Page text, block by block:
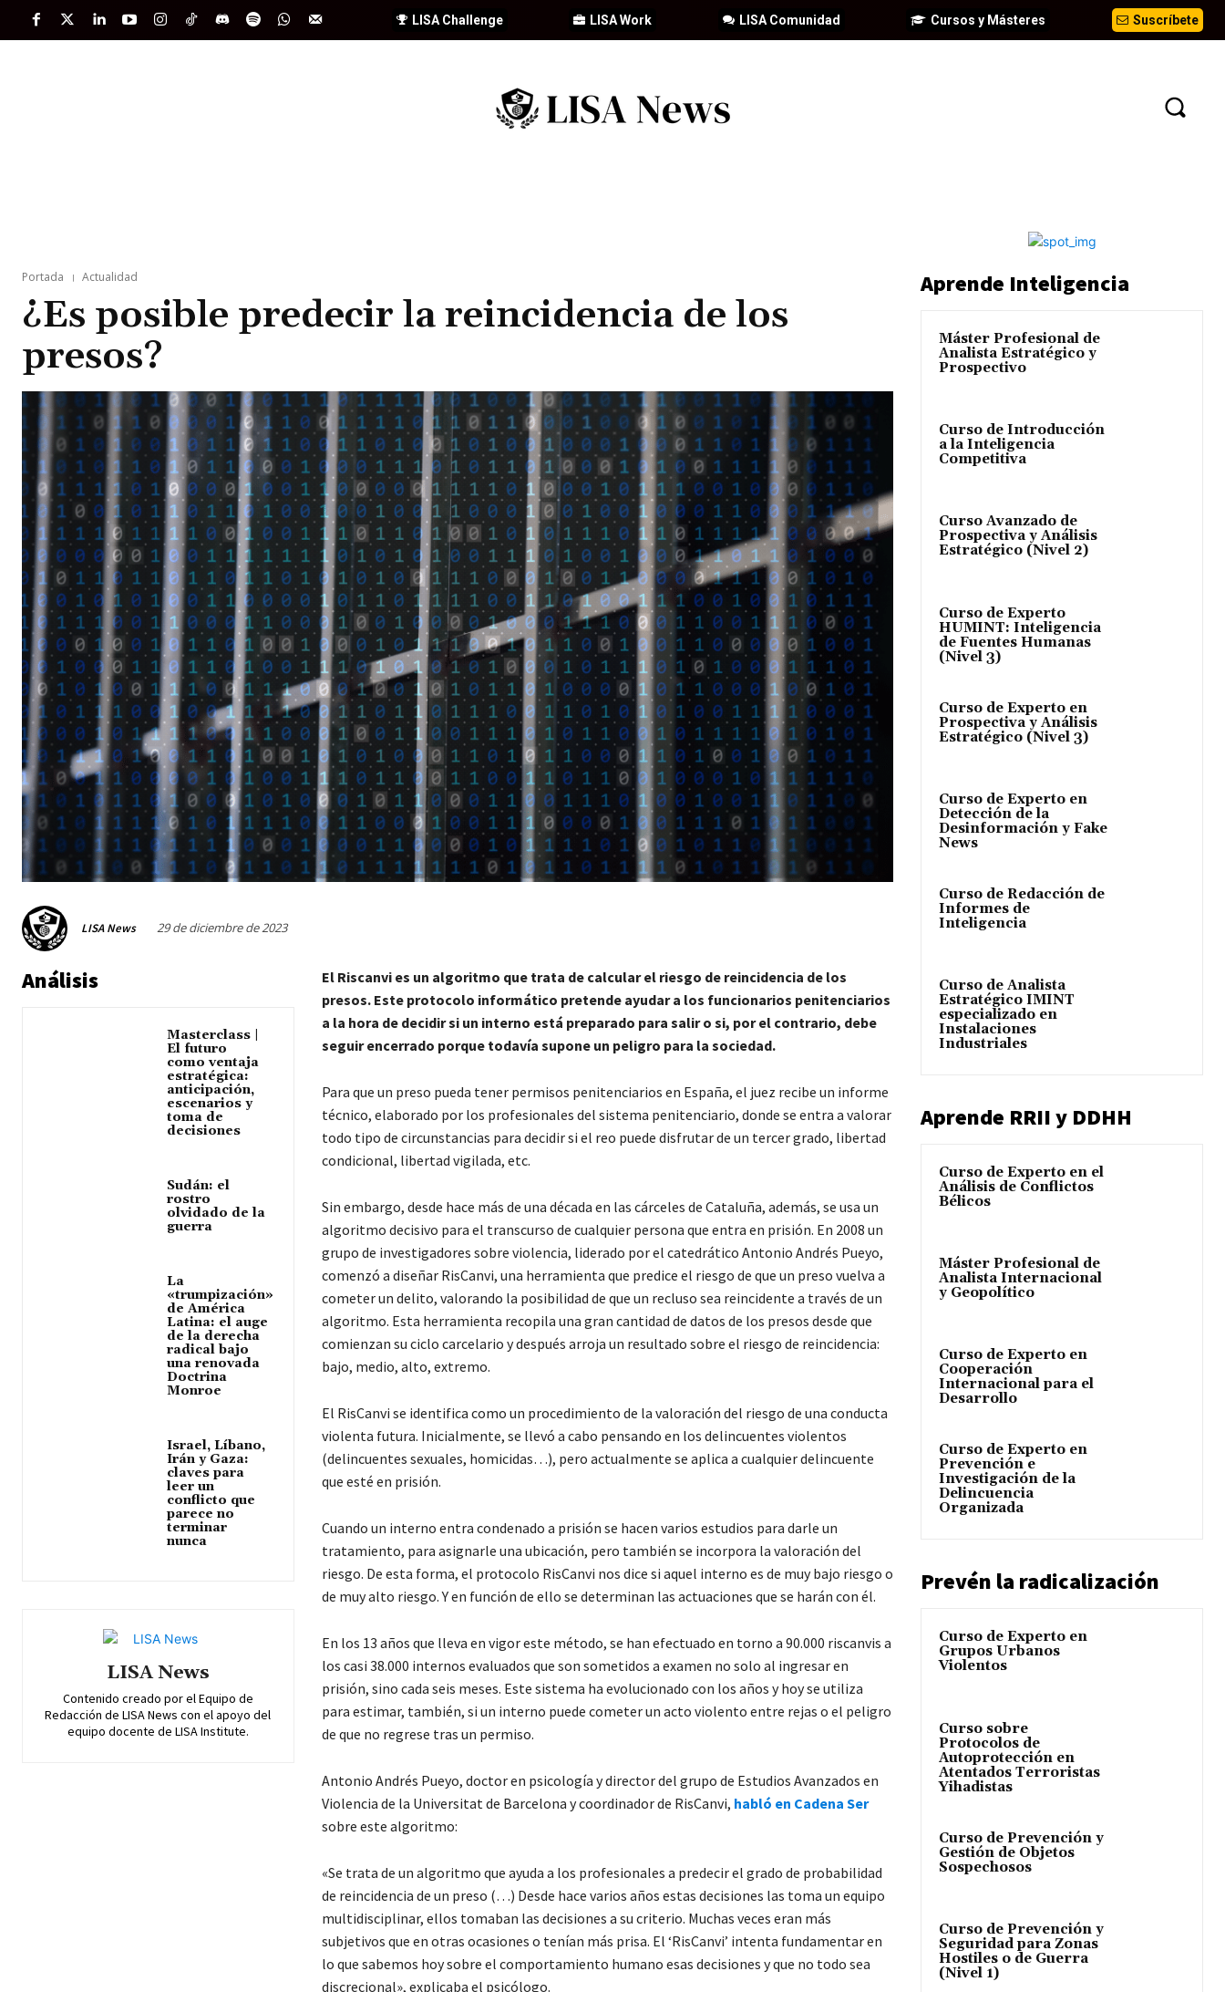
Suscríbete
Cursos y Másteres
LISA Comunidad
LISA Work
LISA Challenge
Portada Actualidad
¿Es posible predecir la reincidencia de los
presos?
LISA News 29 de diciembre de 2023
Análisis
Masterclass |
El futuro
como ventaja
estratégica:
anticipación,
escenarios y
toma de
decisiones
Sudán: el
rostro
olvidado de la
guerra
La
«trumpización»
de América
Latina: el auge
de la derecha
radical bajo
una renovada
Doctrina
Monroe
Israel, Líbano,
Irán y Gaza:
claves para
leer un
conflicto que
parece no
terminar
nunca
LISA News
Contenido creado por el Equipo de
Redacción de LISA News con el apoyo del
equipo docente de LISA Institute.
El Riscanvi es un algoritmo que trata de calcular el riesgo de reincidencia de los
presos. Este protocolo informático pretende ayudar a los funcionarios penitenciarios
a la hora de decidir si un interno está preparado para salir o si, por el contrario, debe
seguir encerrado porque todavía supone un peligro para la sociedad.
Para que un preso pueda tener permisos penitenciarios en España, el juez recibe un informe
técnico, elaborado por los profesionales del sistema penitenciario, donde se entra a valorar
todo tipo de circunstancias para decidir si el reo puede disfrutar de un tercer grado, libertad
condicional, libertad vigilada, etc.
Sin embargo, desde hace más de una década en las cárceles de Cataluña, además, se usa un
algoritmo decisivo para el transcurso de cualquier persona que entra en prisión. En 2008 un
grupo de investigadores sobre violencia, liderado por el catedrático Antonio Andrés Pueyo,
comenzó a diseñar RisCanvi, una herramienta que predice el riesgo de que un preso vuelva a
cometer un delito, valorando la posibilidad de que un recluso sea reincidente a través de un
algoritmo. Esta herramienta recopila una gran cantidad de datos de los presos desde que
comienzan su ciclo carcelario y después arroja un resultado sobre el riesgo de reincidencia:
bajo, medio, alto, extremo.
El RisCanvi se identifica como un procedimiento de la valoración del riesgo de una conducta
violenta futura. Inicialmente, se llevó a cabo pensando en los delincuentes violentos
(delincuentes sexuales, homicidas…), pero actualmente se aplica a cualquier delincuente
que esté en prisión.
Cuando un interno entra condenado a prisión se hacen varios estudios para darle un
tratamiento, para asignarle una ubicación, pero también se incorpora la valoración del
riesgo. De esta forma, el protocolo RisCanvi nos dice si aquel interno es de muy bajo riesgo o
de muy alto riesgo. Y en función de ello se determinan las actuaciones que se harán con él.
En los 13 años que lleva en vigor este método, se han efectuado en torno a 90.000 riscanvis a
los casi 38.000 internos evaluados que son sometidos a examen no solo al ingresar en
prisión, sino cada seis meses. Este sistema ha evolucionado con los años y hoy se utiliza
para estimar, también, si un interno puede cometer un acto violento entre rejas o el peligro
de que no regrese tras un permiso.
Antonio Andrés Pueyo, doctor en psicología y director del grupo de Estudios Avanzados en
Violencia de la Universitat de Barcelona y coordinador de RisCanvi, habló en Cadena Ser
sobre este algoritmo:
«Se trata de un algoritmo que ayuda a los profesionales a predecir el grado de probabilidad
de reincidencia de un preso (…) Desde hace varios años estas decisiones las toma un equipo
multidisciplinar, ellos tomaban las decisiones a su criterio. Muchas veces eran más
subjetivos que en otras ocasiones o tenían más prisa. El ‘RisCanvi’ intenta fundamentar en
lo que sabemos hoy sobre el comportamiento humano esas decisiones y que no todo sea
discrecional», explicaba el psicólogo.
Aprende Inteligencia
Máster Profesional de
Analista Estratégico y
Prospectivo
Curso de Introducción
a la Inteligencia
Competitiva
Curso Avanzado de
Prospectiva y Análisis
Estratégico (Nivel 2)
Curso de Experto
HUMINT: Inteligencia
de Fuentes Humanas
(Nivel 3)
Curso de Experto en
Prospectiva y Análisis
Estratégico (Nivel 3)
Curso de Experto en
Detección de la
Desinformación y Fake
News
Curso de Redacción de
Informes de
Inteligencia
Curso de Analista
Estratégico IMINT
especializado en
Instalaciones
Industriales
Aprende RRII y DDHH
Curso de Experto en el
Análisis de Conflictos
Bélicos
Máster Profesional de
Analista Internacional
y Geopolítico
Curso de Experto en
Cooperación
Internacional para el
Desarrollo
Curso de Experto en
Prevención e
Investigación de la
Delincuencia
Organizada
Prevén la radicalización
Curso de Experto en
Grupos Urbanos
Violentos
Curso sobre
Protocolos de
Autoprotección en
Atentados Terroristas
Yihadistas
Curso de Prevención y
Gestión de Objetos
Sospechosos
Curso de Prevención y
Seguridad para Zonas
Hostiles o de Guerra
(Nivel 1)